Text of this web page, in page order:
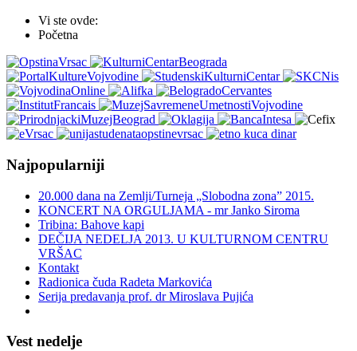
Vi ste ovde:
Početna
Najpopularniji
20.000 dana na Zemlji/Turneja „Slobodna zona” 2015.
KONCERT NA ORGULJAMA - mr Janko Siroma
Tribina: Bahove kapi
DEČIJA NEDELJA 2013. U KULTURNOM CENTRU
VRŠAC
Kontakt
Radionica čuda Radeta Markovića
Serija predavanja prof. dr Miroslava Pujića
Vest nedelje